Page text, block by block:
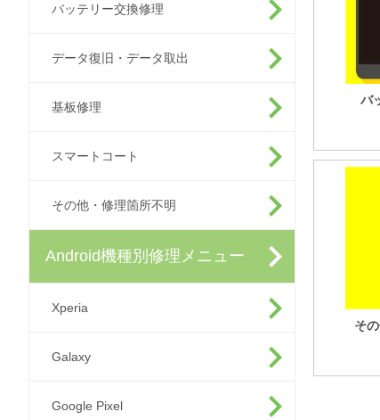
バッテリー交換修理
データ復旧・データ取出
基板修理
スマートコート
その他・修理箇所不明
Android機種別修理メニュー
Xperia
Galaxy
Google Pixel
バ
そ